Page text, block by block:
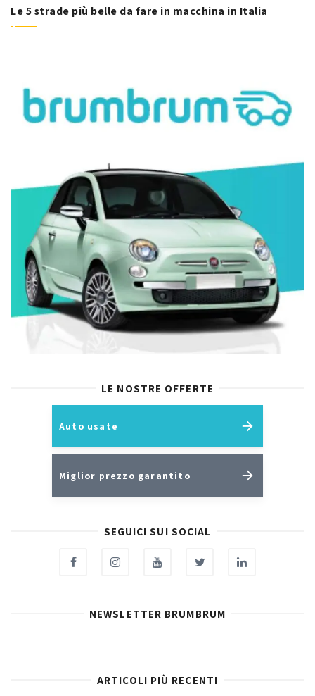
Le 5 strade più belle da fare in macchina in Italia
LE NOSTRE OFFERTE
Auto usate
Miglior prezzo garantito
SEGUICI SUI SOCIAL
NEWSLETTER BRUMBRUM
ARTICOLI PIÙ RECENTI